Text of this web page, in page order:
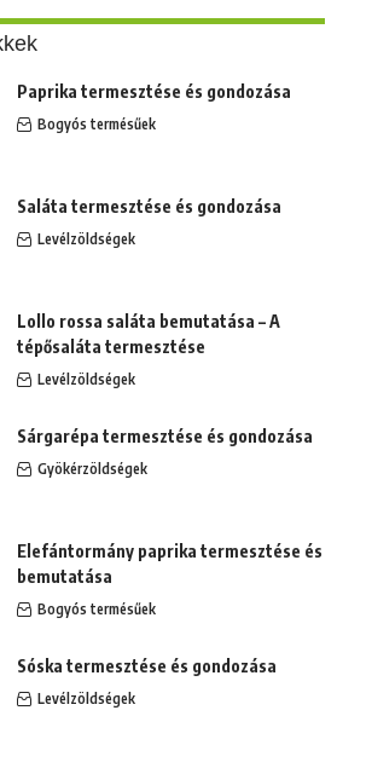
Paprika termesztése és gondozása
Bogyós termésűek
Saláta termesztése és gondozása
Levélzöldségek
Lollo rossa saláta bemutatása – A
tépősaláta termesztése
Levélzöldségek
Sárgarépa termesztése és gondozása
Gyökérzöldségek
Elefántormány paprika termesztése és
bemutatása
Bogyós termésűek
Sóska termesztése és gondozása
Levélzöldségek